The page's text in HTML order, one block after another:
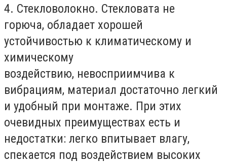
4. Стекловолокно. Стекловата не
горюча, обладает хорошей
устойчивостью к климатическому и
химическому
воздействию, невосприимчива к
вибрациям, материал достаточно легкий
и удобный при монтаже. При этих
очевидных преимуществах есть и
недостатки: легко впитывает влагу,
спекается под воздействием высоких